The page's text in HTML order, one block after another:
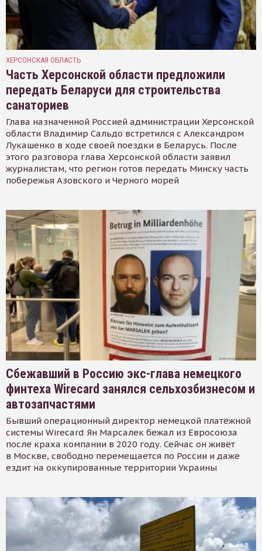
ХЕРСОНСКАЯ ОБЛАСТЬ
Часть Херсонской области предложили
передать Беларуси для строительства
санаториев
Глава назначенной Россией администрации Херсонской
области Владимир Сальдо встретился с Александром
Лукашенко в ходе своей поездки в Беларусь. После
этого разговора глава Херсонской области заявил
журналистам, что регион готов передать Минску часть
побережья Азовского и Черного морей
Сбежавший в Россию экс-глава немецкого
финтеха Wirecard занялся сельхозбизнесом и
автозапчастями
Бывший операционный директор немецкой платёжной
системы Wirecard Ян Марсалек бежал из Евросоюза
после краха компании в 2020 году. Сейчас он живёт
в Москве, свободно перемещается по России и даже
ездит на оккупированные территории Украины